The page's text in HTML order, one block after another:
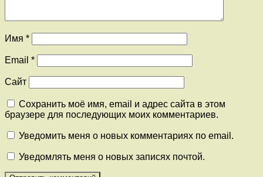
Имя *
Email *
Сайт
Сохранить моё имя, email и адрес сайта в этом
браузере для последующих моих комментариев.
Уведомить меня о новых комментариях по email.
Уведомлять меня о новых записях почтой.